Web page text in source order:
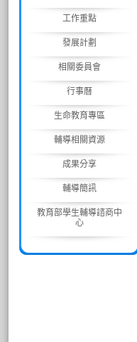
工作重點
發展計劃
相關委員會
行事曆
生命教育專區
輔導相關資源
成果分享
輔導簡訊
教育部學生輔導諮商中
心